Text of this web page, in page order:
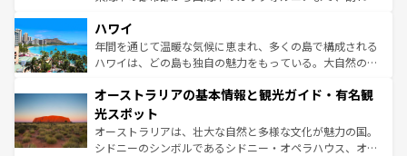
着のスイス情報は
のような巨大都市は、観光、ショッピング、エンターテイ
ンメントが詰まった刺激的なスポットだ。一方、アメリカ
西部には大自然が広がり、グランドキャニオンやイエロー
部のニューオーリンズでは、音楽と美食が融合した独特の
文化が魅力。旅行者はアメリカの各地域で異なる魅力を楽
しみながら、その多様性と豊かな歴史を感じることができ
るだろう。車でのロードトリップや列車の旅も、アメリカ
ハワイ
年間を通じて温暖な気候に恵まれ、多くの島で構成される
ハワイは、どの島も独自の魅力をもっている。大自然の神
ワイ島は見逃せない。また、定番の観光地といえばオアフ
島だが、静かな自然を求めるならマウイ島やカウアイ島が
おすすめ。エメラルドグリーンに輝く海をはじめ、豊かな
文化や歴史が息づいている。「アロハスピリット」と呼ば
オーストラリアの基本情報と観光ガイド・有名観
光スポット
オーストラリアは、壮大な自然と多様な文化が魅力の国。
シドニーのシンボルであるシドニー・オペラハウス、オー